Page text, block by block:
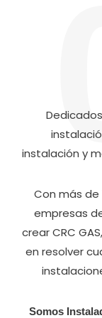
instalación y
Con más de
empresas
crear CRC
en resolver
Somos